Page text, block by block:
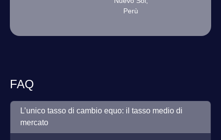
Perù
FAQ
L’unico tasso di cambio equo: il tasso medio di
mercato